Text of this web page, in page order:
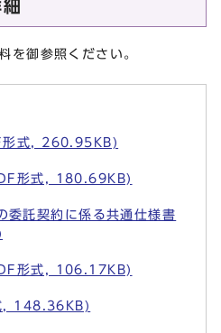
を御参照ください。
形式, 260.95KB)
形式, 180.69KB)
委託契約に係る共通仕様書
形式, 106.17KB)
, 148.36KB)